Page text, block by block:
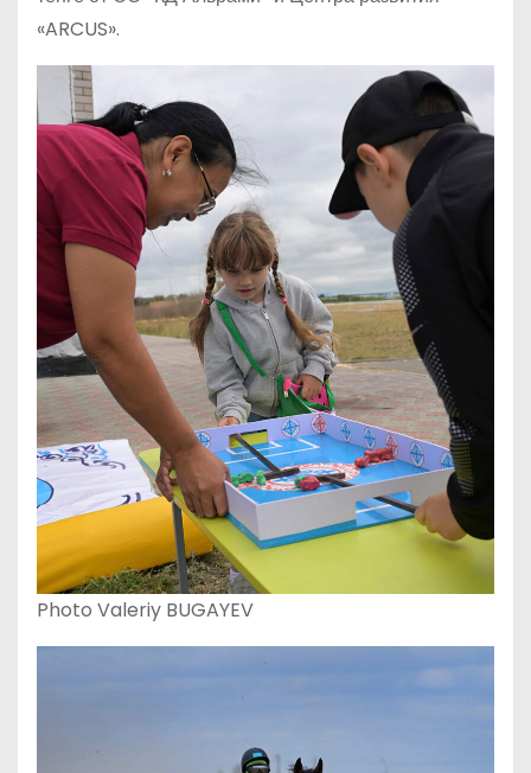
«ARCUS».
Photo Valeriy BUGAYEV